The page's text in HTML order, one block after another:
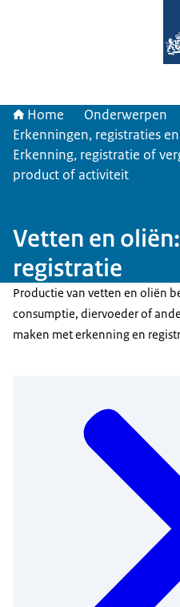
Home Onderwerpen
Erkenningen, registraties
Erkenning, registratie of
product of activiteit
Vetten en
registratie
Productie van vetten en oliën
consumptie, diervoeder of
maken met erkenning en